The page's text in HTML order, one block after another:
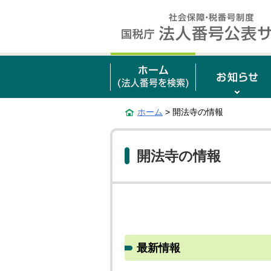
ホーム > 開法寺の情報
開法寺の情報
最新情報